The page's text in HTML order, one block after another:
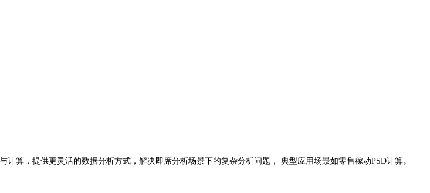
计算，提供更灵活的数据分析方式，解决即席分析场景下的复杂分析问题， 典型应用场景如零售稼动PSD计算。